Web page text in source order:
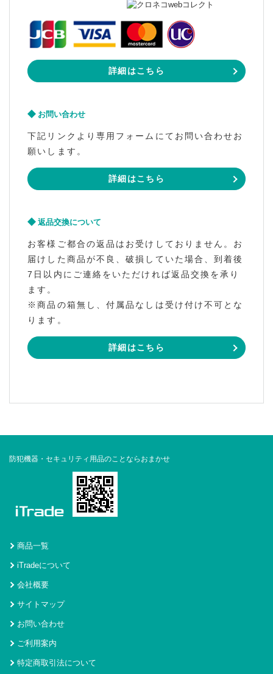
詳細はこちら
お問い合わせ
下記リンクより専用フォームにてお問い合わせお
願いします。
詳細はこちら
返品交換について
お客様ご都合の返品はお受けしておりません。お
届けした商品が不良、破損していた場合、到着後
7日以内にご連絡をいただければ返品交換を承り
ます。
※商品の箱無し、付属品なしは受け付け不可とな
ります。
詳細はこちら
防犯機器・セキュリティ用品のことならおまかせ
商品一覧
iTradeについて
会社概要
サイトマップ
お問い合わせ
ご利用案内
特定商取引法について